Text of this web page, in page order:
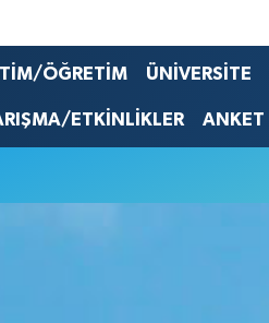
ÖĞRETİM ÜNİVERSİTE
ETKİNLİKLER ANKET